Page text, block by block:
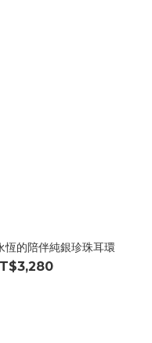
的陪伴純銀珍珠耳環